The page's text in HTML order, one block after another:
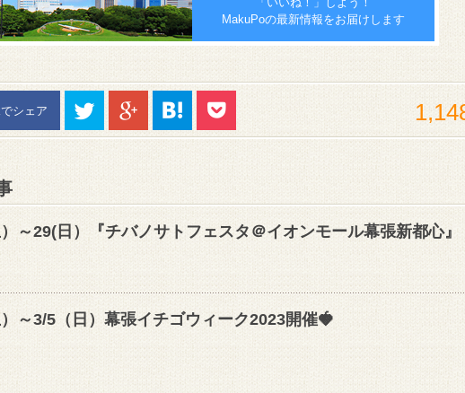
MakuPoの最新情報をお届けします
シェア
～29(日）『チバノサトフェスタ＠イオンモール幕張新都心』
～3/5（日）幕張イチゴウィーク2023開催🍓